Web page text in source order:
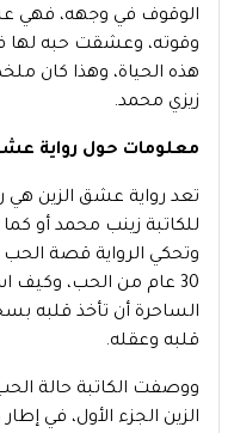
الوقوف في وجهه، فهي
وقوته، وعشقت حبه
هذه الحياة، وهذا كان
زيزي محمد.
معلومات حول رواية عشق
تعد رواية عشق الزين هي
للكاتبة زينب محمد أو
وتحكي الرواية قصة الحب
30 عام من الحب، وكيف
الساحرة أن تأخذ قلبه
قلبه وعقله.
ووصفت الكاتبة حالة
الزين الجزء الأول، في